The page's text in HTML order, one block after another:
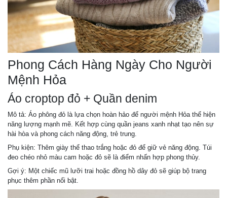
Phong Cách Hàng Ngày Cho Người
Mệnh Hỏa
Áo croptop đỏ + Quần denim
Mô tả: Áo phông đỏ là lựa chọn hoàn hảo để người mệnh Hỏa thể hiện
năng lượng mạnh mẽ. Kết hợp cùng quần jeans xanh nhạt tạo nên sự
hài hòa và phong cách năng động, trẻ trung.
Phụ kiện: Thêm giày thể thao trắng hoặc đỏ để giữ vẻ năng động. Túi
đeo chéo nhỏ màu cam hoặc đỏ sẽ là điểm nhấn hợp phong thủy.
Gợi ý: Một chiếc mũ lưỡi trai hoặc đồng hồ dây đỏ sẽ giúp bộ trang
phục thêm phần nổi bật.